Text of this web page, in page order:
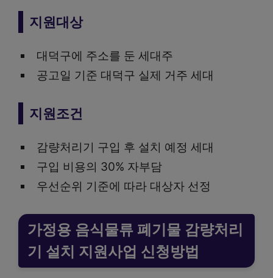
지원대상
대덕구에 주소를 둔 세대주
공고일 기준 대덕구 실제 거주 세대
지원조건
감량처리기 구입 후 설치 예정 세대
구입 비용의 30% 자부담
우선순위 기준에 따라 대상자 선정
가정용 음식물류 폐기물 감량처리
기 설치 지원사업 신청방법